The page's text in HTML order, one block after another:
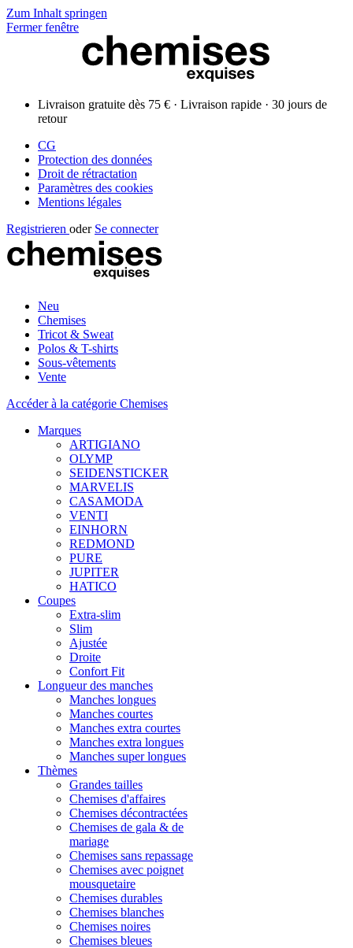
Zum Inhalt springen
Fermer fenêtre
Livraison gratuite dès 75 € · Livraison rapide · 30 jours de
retour
CG
Protection des données
Droit de rétractation
Paramètres des cookies
Mentions légales
Registrieren oder Se connecter
Neu
Chemises
Tricot & Sweat
Polos & T-shirts
Sous-vêtements
Vente
Accéder à la catégorie Chemises
Marques
ARTIGIANO
OLYMP
SEIDENSTICKER
MARVELIS
CASAMODA
VENTI
EINHORN
REDMOND
PURE
JUPITER
HATICO
Coupes
Extra-slim
Slim
Ajustée
Droite
Confort Fit
Longueur des manches
Manches longues
Manches courtes
Manches extra courtes
Manches extra longues
Manches super longues
Thèmes
Grandes tailles
Chemises d'affaires
Chemises décontractées
Chemises de gala & de
mariage
Chemises sans repassage
Chemises avec poignet
mousquetaire
Chemises durables
Chemises blanches
Chemises noires
Chemises bleues